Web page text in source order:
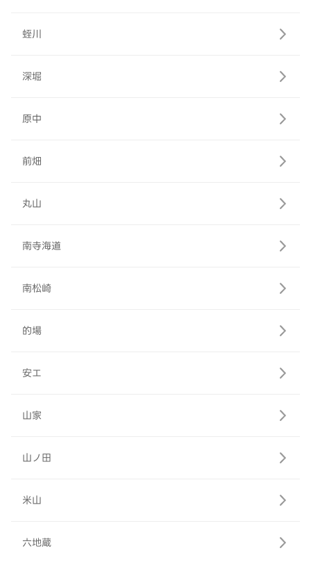
蛭川
深堀
原中
前畑
丸山
南寺海道
南松崎
的場
安エ
山家
山ノ田
米山
六地蔵